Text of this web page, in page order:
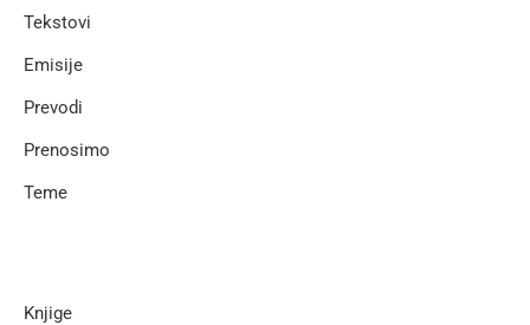
Tekstovi
Emisije
Prevodi
Prenosimo
Teme
Knjige